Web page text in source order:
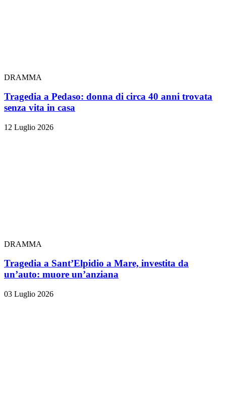
DRAMMA
Tragedia a Pedaso: donna di circa 40 anni trovata
senza vita in casa
12 Luglio 2026
DRAMMA
Tragedia a Sant’Elpidio a Mare, investita da
un’auto: muore un’anziana
03 Luglio 2026